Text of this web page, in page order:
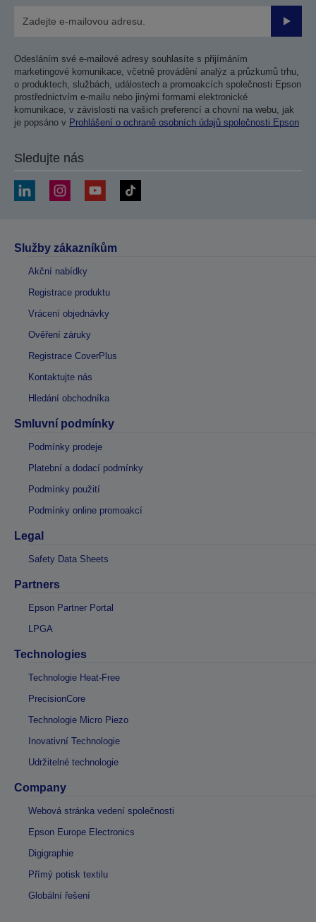
Odesláním své e-mailové adresy souhlasíte s přijímáním
marketingové komunikace, včetně provádění analýz a průzkumů trhu,
o produktech, službách, událostech a promoakcích společnosti Epson
prostřednictvím e-mailu nebo jinými formami elektronické
komunikace, v závislosti na vašich preferencí a chovní na webu, jak
je popsáno v Prohlášení o ochraně osobních údajů společnosti Epson
Sledujte nás
Služby zákazníkům
Akční nabídky
Registrace produktu
Vrácení objednávky
Ověření záruky
Registrace CoverPlus
Kontaktujte nás
Hledání obchodníka
Smluvní podmínky
Podmínky prodeje
Platební a dodací podmínky
Podmínky použití
Podmínky online promoakcí
Legal
Safety Data Sheets
Partners
Epson Partner Portal
LPGA
Technologies
Technologie Heat-Free
PrecisionCore
Technologie Micro Piezo
Inovativní Technologie
Udržitelné technologie
Company
Webová stránka vedení společnosti
Epson Europe Electronics
Digigraphie
Přímý potisk textilu
Globální řešení